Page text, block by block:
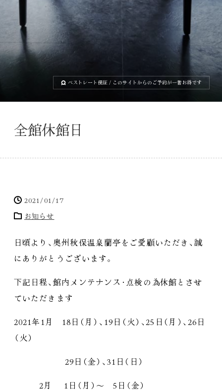
ベストレート保証 / このサイトからのご予約が一番お得です
全館休館日
2021/01/17
お知らせ
日頃より 、奥州秋保温泉蘭亭をご愛顧いただき 、誠
にありがとうございます。
下記日程、館内メンテナンス・点検の為休館とさせ
ていただきます
2021年1月 18日（ 月 ）、19日（ 火）、25日（ 月 ）、26日
（ 火）
29日（金）、31日（ 日 ）
2月 1日（ 月 ）～ 5日（金）